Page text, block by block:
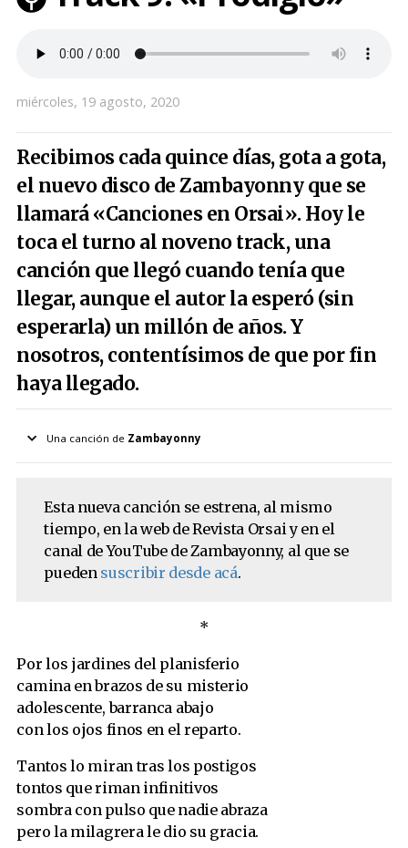
miércoles, 19 agosto, 2020
Recibimos cada quince días, gota a gota,
el nuevo disco de Zambayonny que se
llamará «Canciones en Orsai». Hoy le
toca el turno al noveno track, una
canción que llegó cuando tenía que
llegar, aunque el autor la esperó (sin
esperarla) un millón de años. Y
nosotros, contentísimos de que por fin
haya llegado.
Una canción de Zambayonny
Track 11: «Los hijos de la pandemia»
Track 10: «La cámara infame»
Track 9: «Prodigio»
Track 8: «Bodegón»
Track 5: «La marea abandonada»
Track 4: «La cigüeña»
Track 3: «Otro hombre»
Track 2: «Canción de la esperanza»
Esta nueva canción se estrena, al mismo
tiempo, en la web de Revista Orsai y en el
canal de YouTube de Zambayonny, al que se
pueden suscribir desde acá.
*
Por los jardines del planisferio
camina en brazos de su misterio
adolescente, barranca abajo
con los ojos finos en el reparto.
Tantos lo miran tras los postigos
tontos que riman infinitivos
sombra con pulso que nadie abraza
pero la milagrera le dio su gracia.